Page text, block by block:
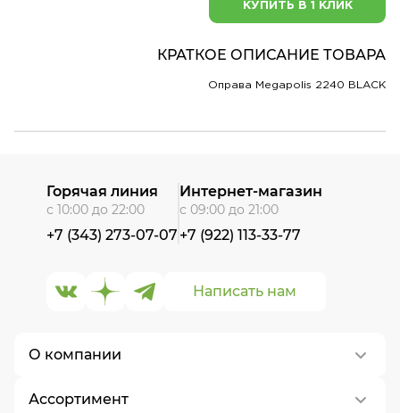
КУПИТЬ В 1 КЛИК
КРАТКОЕ ОПИСАНИЕ ТОВАРА
Оправа Megapolis 2240 BLACK
О компании
О нас
Ассортимент
Написать нам
Горячая линия
с 10:00 до 22:00
+7 (343) 273-07-07
Интернет-магазин
с 09:00 до 21:00
+7 (922) 113-33-77